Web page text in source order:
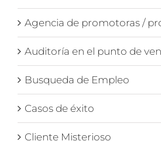
Agencia de promotoras /
Auditoría en el punto de
Busqueda de Empleo
Casos de éxito
Cliente Misterioso